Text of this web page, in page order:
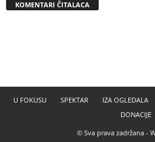
KOMENTARI ČITALACA
U FOKUSU SPEKTAR IZA OGLEDALA
DONACIJE
© Sva prava zadržana -